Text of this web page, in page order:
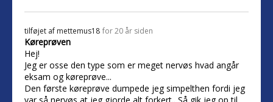
tilføjet af mettemus18 for 20 år siden
Køreprøven
Hej!
Jeg er osse den type som er meget nervøs hvad angår
eksam og køreprøve...
Den første køreprøve dumpede jeg simpelthen fordi jeg